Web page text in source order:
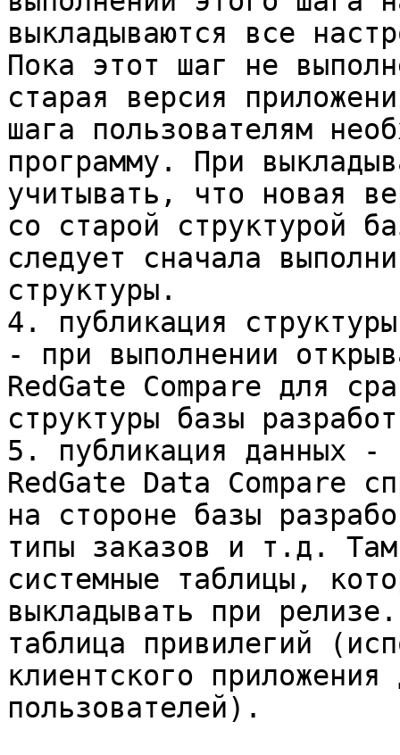
выкладываются все
Пока этот шаг не
старая версия
шага пользователям
программу. При
учитывать, что новая
со старой структурой
следует сначала
структуры.
4. публикация
- при выполнении
RedGate Compare для
структуры базы
5. публикация данных -
RedGate Data Compare
на стороне базы
типы заказов и т.д. Там
системные таблицы,
выкладывать при
таблица привилегий
клиентского
пользователей).